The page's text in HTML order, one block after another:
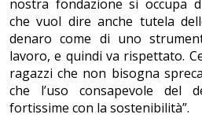
nostra fondazione si occupa
che vuol dire anche tutela
denaro come di uno
lavoro, e quindi va rispettato.
ragazzi che non bisogna
che l’uso consapevole del
fortissime con la sostenibilità”.